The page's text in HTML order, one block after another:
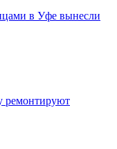
в Уфе вынесли
ремонтируют